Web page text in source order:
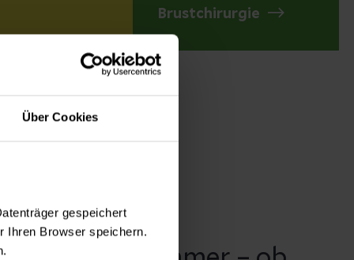
Über Cookies
gespeichert
Ihren Browser speichern.
Brustchirurgie